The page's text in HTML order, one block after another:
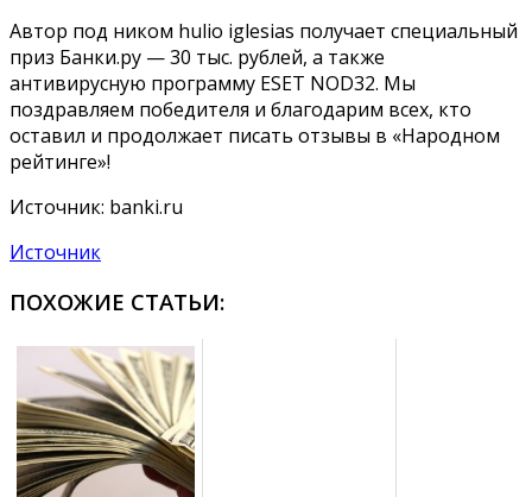
Автор под ником hulio iglesias получает специальный
приз Банки.ру — 30 тыс. рублей, а также
антивирусную программу ESET NOD32. Мы
поздравляем победителя и благодарим всех, кто
оставил и продолжает писать отзывы в «Народном
рейтинге»!
Источник: banki.ru
Источник
ПОХОЖИЕ СТАТЬИ: